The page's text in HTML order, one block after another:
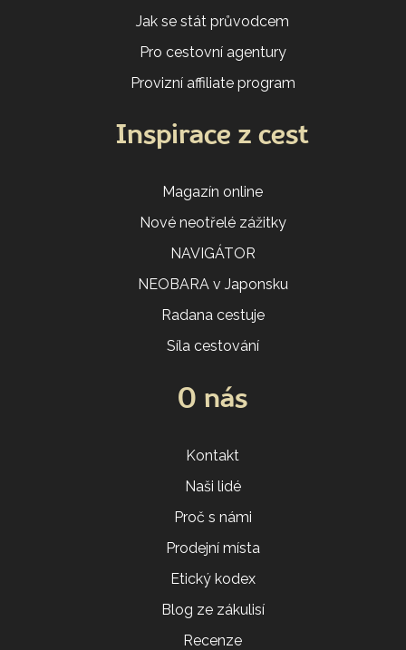
Jak se stát průvodcem
Pro cestovní agentury
Provizní affiliate program
Inspirace z cest
Magazín online
Nové neotřelé zážitky
NAVIGÁTOR
NEOBARA v Japonsku
Radana cestuje
Síla cestování
O nás
Kontakt
Naši lidé
Proč s námi
Prodejní místa
Etický kodex
Blog ze zákulisí
Recenze